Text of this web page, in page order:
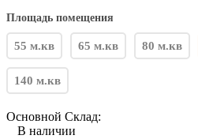
Площадь помещения
55 м.кв 65 м.кв 80 м.кв
140 м.кв
Основной Склад:
В наличии